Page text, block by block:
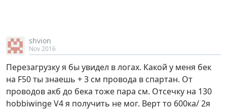
shvion
Nov 2016
Перезагрузку я бы увидел в логах. Какой у меня бек
на F50 ты знаешь + 3 см провода в спартан. От
проводов акб до бека тоже пара см. Отсечку на 130
hobbiwinge V4 я получить не мог. Верт то 600ка/ 2я